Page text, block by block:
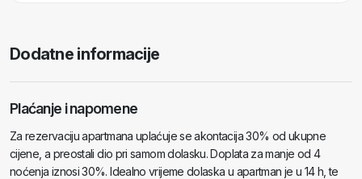
Dodatne informacije
Plaćanje i napomene
Za rezervaciju apartmana uplaćuje se akontacija 30% od ukupne
cijene, a preostali dio pri samom dolasku. Doplata za manje od 4
noćenja iznosi 30%. Idealno vrijeme dolaska u apartman je u 14 h, te